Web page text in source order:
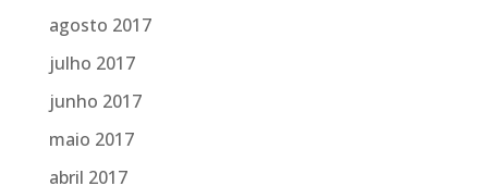
agosto 2017
julho 2017
junho 2017
maio 2017
abril 2017